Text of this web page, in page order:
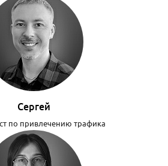
Сергей
по привлечению трафика